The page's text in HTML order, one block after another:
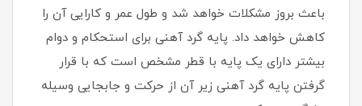
باعث بروز مشکلات خواهد شد و طول عمر و کارایی آن را
کاهش خواهد داد. پایه گرد آهنی برای استحکام و دوام
بیشتر دارای یک پایه با قطر مشخص است که با قرار
گرفتن پایه گرد آهنی زیر آن از حرکت و جابجایی وسیله